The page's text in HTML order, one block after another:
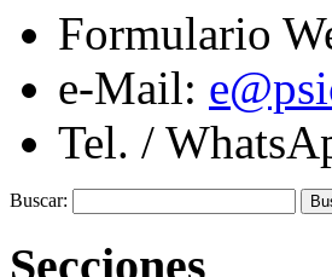
Formulario
e-Mail:
Tel. /
Buscar:
Secciones